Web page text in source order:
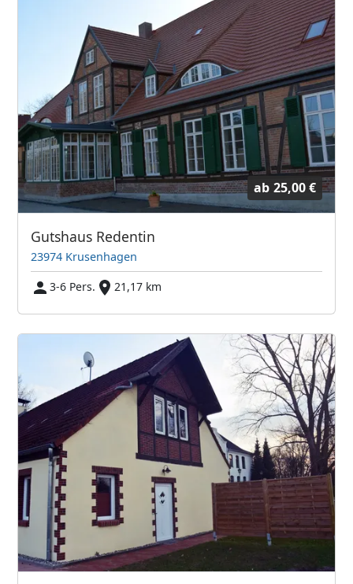
ab 25,00 €
Gutshaus Redentin
23974 Krusenhagen
3-6 Pers.
21,17 km